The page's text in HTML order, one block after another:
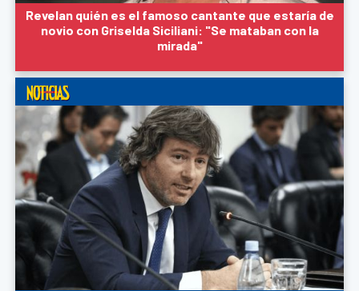
Revelan quién es el famoso cantante que estaría de
novio con Griselda Siciliani: "Se mataban con la
mirada"